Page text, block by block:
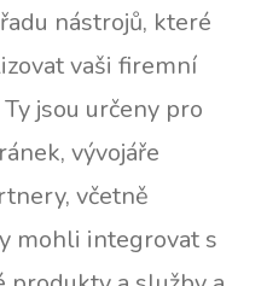
nástrojů, které
vaši firemní
jsou určeny pro
vývojáře
včetně
mohli integrovat s